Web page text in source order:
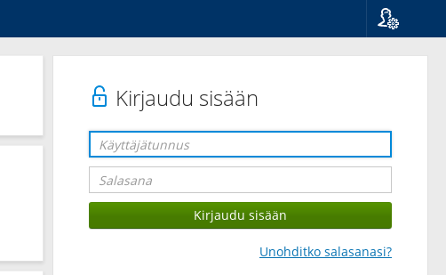
Kirjaudu sisään
Unohditko salasanasi?